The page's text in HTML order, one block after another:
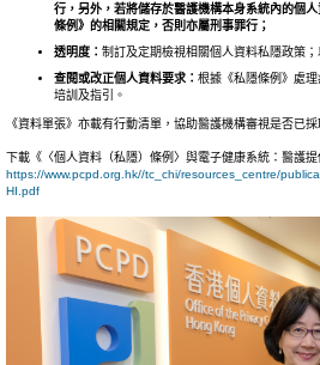
行，另外，若將儲存於醫護機構本身系統內的個
條例》的相關規定，否則亦屬刑事罪行；
透明度： 制訂及定期檢視相關個人資料私隱政策；
查閱或改正個人資料要求 ： 根據《私隱條例》處
培訓及指引。
《資料單張》亦載有行動清單，協助醫護機構審視是否已
下載《〈個人資料（私隱）條例〉與電子健康系統：醫護
https://www.pcpd.org.hk//tc_chi/resources_centre/
HI.pdf